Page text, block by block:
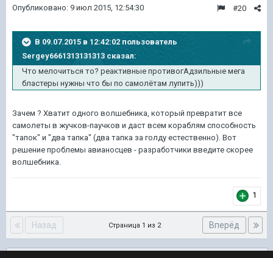
#20
Опубликовано: 9 июл 2015, 12:54:30
В 09.07.2015 в 12:42:02 пользователь
Sergey6661313131313 сказал:
Что мелочиться то? реактивные противогАдзильные мега
бластеры нужны что бы по самолётам лупить)))
Зачем ? Хватит одного волшебника, который превратит все
самолеты в жучков-паучков и даст всем кораблям способность
"тапок" и "два тапка" (два тапка за голду естественно). Вот
решение проблемы авианосцев - разработчики введите скорее
волшебника.
1
Назад Вперёд
Страница 1 из 2